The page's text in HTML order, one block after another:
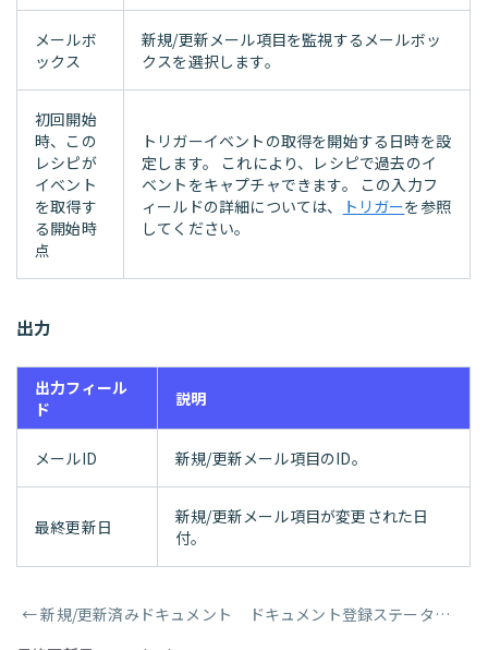
メールボ
ックス
新規/更新メール項目を監視するメールボッ
クスを選択します。
初回開始
時、この
レシピが
イベント
を取得す
る開始時
点
トリガーイベントの取得を開始する日時を設
定します。 これにより、レシピで過去のイ
ベントをキャプチャできます。 この入力フ
ィールドの詳細については、
トリガーを参照
してください。
出力
出力フィール
ド
説明
メールID 新規/更新メール項目のID。
最終更新日
新規/更新メール項目が変更された日
付。
ページャー
←新規/更新済みドキュメント
ドキュメント登録ステータスを確認